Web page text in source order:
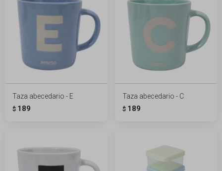
Taza abecedario - E
$ 189
Taza abecedario - C
$ 189